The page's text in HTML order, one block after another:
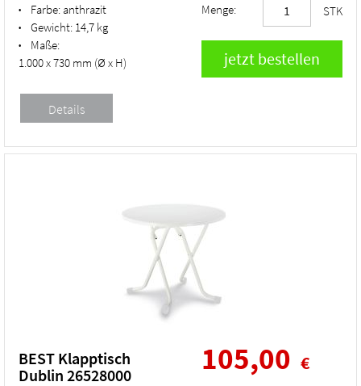
• Farbe: anthrazit
• Gewicht: 14,7 kg
•
Maße:
1.000 x 730 mm (Ø x H)
Menge: STK
BEST Klapptisch
Dublin 26528000
105,00 €